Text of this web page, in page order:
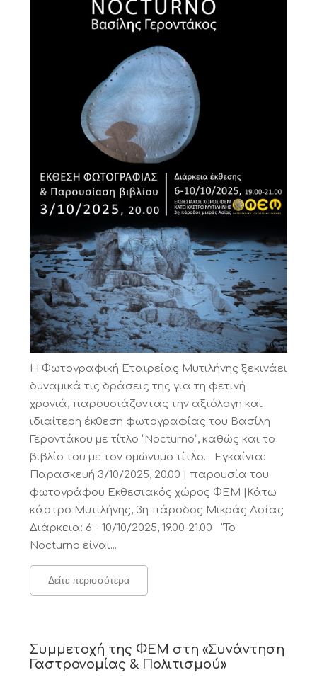
Η Φωτογραφική Εταιρείας Μυτιλήνης ξεκινάει
δυναμικά τις δράσεις της για τη φετινή
χρονιά, παρουσιάζοντας την αξιόλογη και
ιδιαίτερη έκθεση φωτογραφίας του Βασίλη
Γεροντάκου με τίτλο “Nocturno”, καθώς και το
βιβλίο του με τον ομώνυμο τίτλο. Εγκαίνια:
Παρασκευή 3/10/2025, 20.00 | παρουσία του
φωτογράφου Εκθεσιακός χώρος ΦΕΜ |Κάτω
κάστρο Μυτιλήνης, 3η πάροδος Μικράς Ασίας
Διάρκεια: 6 - 10/10/2025, 19.00-21.00 “Το
Nocturno είναι...
Δείτε περισσότερα
Συμμετοχή της ΦΕΜ στη «Συνάντηση
Γαστρονομίας & Πολιτισμού»